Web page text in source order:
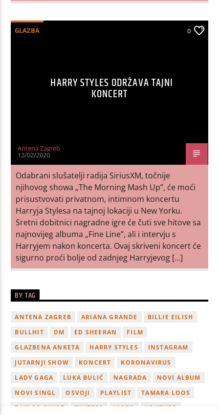
GLAZBA 0
HARRY STYLES ODRŽAVA TAJNI
KONCERT
Antena Zagreb
12/02/2020
Odabrani slušatelji radija SiriusXM, točnije
njihovog showa „The Morning Mash Up”, će moći
prisustvovati privatnom, intimnom koncertu
Harryja Stylesa na tajnoj lokaciji u New Yorku.
Sretni dobitnici nagradne igre će čuti sve hitove sa
najnovijeg albuma „Fine Line”, ali i intervju s
Harryjem nakon koncerta. Ovaj skriveni koncert će
sigurno proći bolje od zadnjeg Harryjevog […]
BY TAG
ANTENA ZAGREB ARIANA GRANDE
BILLIE EILISH
BULLHIT
DM ED SHEERAN
FILM
GLAZBENA ANKETA
HARRY STYLES
INSTAGRAM
JUTARNJI SHOW
KONCERT
KORONAVIRUS
LADY GAGA
LUKA BULIĆ NAGRADA
NOVI ALBUM
NOVI SINGL
OSVOJI PLAYLIST
TAMARA LOOS
TAYLOR SWIFT
TWITTER VIDEO YOUTUBE